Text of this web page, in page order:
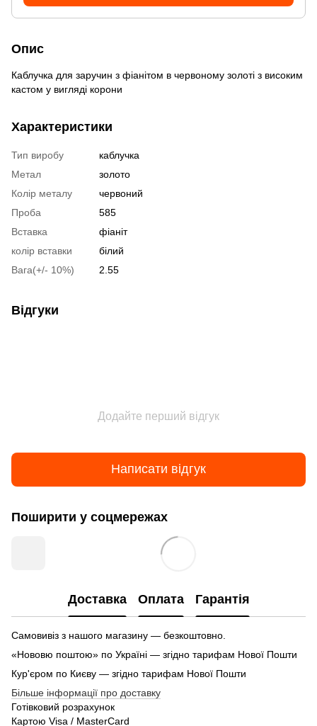
Опис
Каблучка для заручин з фіанітом в червоному золоті з високим
кастом у вигляді корони
Характеристики
Тип виробу
каблучка
Метал
золото
Колір металу
червоний
Проба
585
Вставка
фіаніт
колір вставки
білий
Вага(+/- 10%)
2.55
Відгуки
Додайте перший відгук
Написати відгук
Поширити у соцмережах
Доставка Оплата Гарантія
Самовивіз з нашого магазину — безкоштовно.
«Нововю поштою» по Україні — згідно тарифам Нової Пошти
Кур'єром по Києву — згідно тарифам Нової Пошти
Більше інформації про доставку
Готівковий розрахунок
Картою Visa / MasterCard